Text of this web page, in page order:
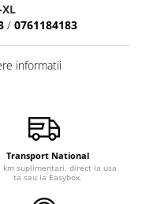
/ 0761184183
informatii
Transport National
km suplimentari, direct la usa
ta sau la Easybox.